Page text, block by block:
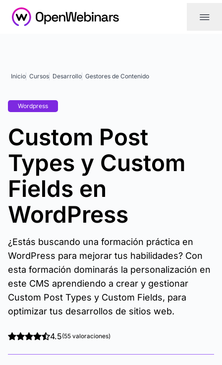
|||
Inicio Cursos Desarrollo Gestores de Contenido
Wordpress
Custom Post
Types y Custom
Fields en
WordPress
¿Estás buscando una formación práctica en
WordPress para mejorar tus habilidades? Con
esta formación dominarás la personalización en
este CMS aprendiendo a crear y gestionar
Custom Post Types y Custom Fields, para
optimizar tus desarrollos de sitios web.
4.5(55 valoraciones)